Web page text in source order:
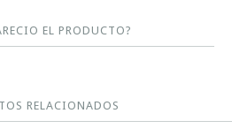
EL PRODUCTO?
RELACIONADOS